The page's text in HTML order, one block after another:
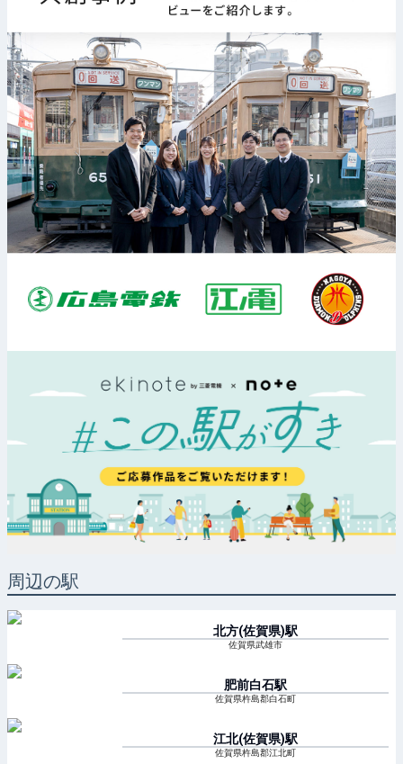
周辺の駅
北方(佐賀県)駅
佐賀県武雄市
肥前白石駅
佐賀県杵島郡白石町
江北(佐賀県)駅
佐賀県杵島郡江北町